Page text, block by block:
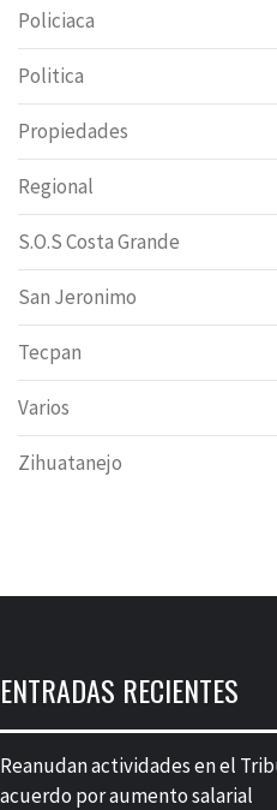
Policiaca
Politica
Propiedades
Regional
S.O.S Costa Grande
San Jeronimo
Tecpan
Varios
Zihuatanejo
ENTRADAS RECIENTES
Reanudan actividades en el
acuerdo por aumento salarial